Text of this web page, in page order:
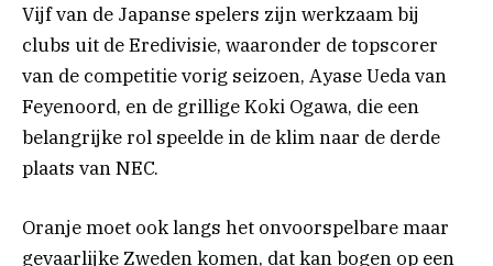
Vijf van de Japanse spelers zijn werkzaam bij
clubs uit de Eredivisie, waaronder de topscorer
van de competitie vorig seizoen, Ayase Ueda van
Feyenoord, en de grillige Koki Ogawa, die een
belangrijke rol speelde in de klim naar de derde
plaats van NEC.
Oranje moet ook langs het onvoorspelbare maar
gevaarlijke Zweden komen, dat kan bogen op een